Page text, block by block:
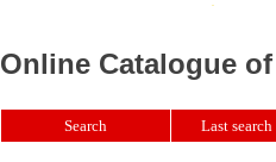
Online Catalogue
Search Last